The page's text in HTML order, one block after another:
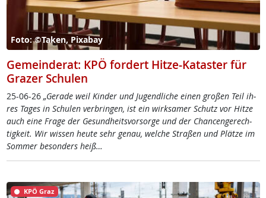
Foto: ©Taken, Pixabay
Gemeinderat: KPÖ fordert Hitze-Kataster für
Grazer Schulen
25-06-26 „Ge­ra­de weil Kin­der und Ju­gend­li­che ei­nen gro­ßen Teil ih­
res Ta­ges in Schu­len ver­brin­gen, ist ein wirk­sa­mer Schutz vor Hit­ze
auch ei­ne Fra­ge der Ge­sund­heits­vor­sor­ge und der Chan­cen­ge­rech­
tig­keit. Wir wis­sen heu­te sehr ge­nau, wel­che Stra­ßen und Plät­ze im
Som­mer be­son­ders heiß…
KPÖ Graz